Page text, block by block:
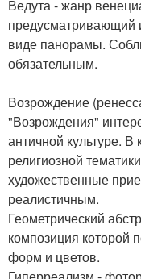
Ведута - жанр
предусматривающий
виде панорамы.
обязательным.
Возрождение
"Возрождения"
античной культуре. В
религиозной
художественные
реалистичным.
Геометрический
композиция которой
форм и цветов.